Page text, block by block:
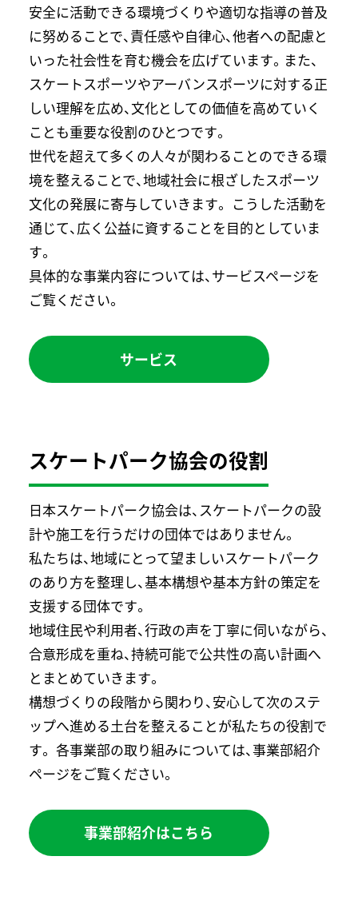
安全に活動できる環境づくりや適切な指導の普及
に努めることで、責任感や自律心、他者への配慮と
いった社会性を育む機会を広げています。また、
スケートスポーツやアーバンスポーツに対する正
しい理解を広め、文化としての価値を高めていく
ことも重要な役割のひとつです。
世代を超えて多くの人々が関わることのできる環
境を整えることで、地域社会に根ざしたスポーツ
文化の発展に寄与していきます。 こうした活動を
通じて、広く公益に資することを目的としていま
す。
具体的な事業内容については、サービスページを
ご覧ください。
サービス
スケートパーク協会の役割
日本スケートパーク協会は、スケートパークの設
計や施工を行うだけの団体ではありません。
私たちは、地域にとって望ましいスケートパーク
のあり方を整理し、基本構想や基本方針の策定を
支援する団体です。
地域住民や利用者、行政の声を丁寧に伺いながら、
合意形成を重ね、持続可能で公共性の高い計画へ
とまとめていきます。
構想づくりの段階から関わり、安心して次のステ
ップへ進める土台を整えることが私たちの役割で
す。 各事業部の取り組みについては、事業部紹介
ページをご覧ください。
事業部紹介はこちら